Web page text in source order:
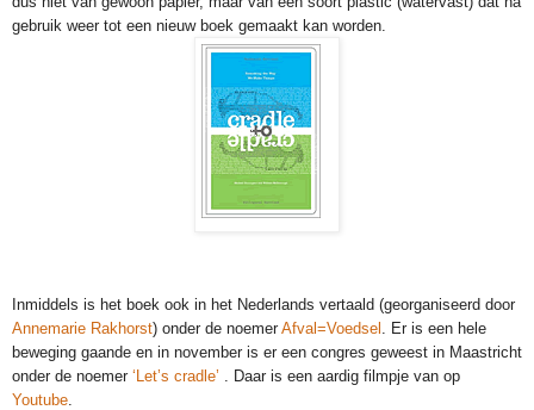
gebruik weer tot een nieuw boek gemaakt kan worden.
Inmiddels is het boek ook in het Nederlands vertaald (georganiseerd door
Annemarie Rakhorst) onder de noemer Afval=Voedsel
. Er is een hele
beweging gaande en in november is er een congres geweest in Maastricht
onder de noemer ‘Let’s cradle’
. Daar is een aardig filmpje van op
Youtube